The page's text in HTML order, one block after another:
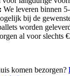
We leveren binnen
bij de
worden
al voor slechts
komen bezorgen?